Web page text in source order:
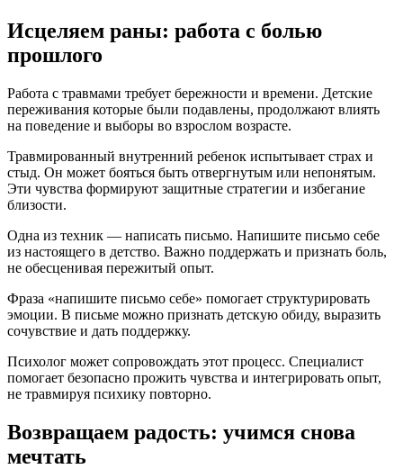
Исцеляем раны: работа с болью
прошлого
Работа с травмами требует бережности и времени. Детские
переживания которые были подавлены, продолжают влиять
на поведение и выборы во взрослом возрасте.
Травмированный внутренний ребенок испытывает страх и
стыд. Он может бояться быть отвергнутым или непонятым.
Эти чувства формируют защитные стратегии и избегание
близости.
Одна из техник — написать письмо. Напишите письмо себе
из настоящего в детство. Важно поддержать и признать боль,
не обесценивая пережитый опыт.
Фраза «напишите письмо себе» помогает структурировать
эмоции. В письме можно признать детскую обиду, выразить
сочувствие и дать поддержку.
Психолог может сопровождать этот процесс. Специалист
помогает безопасно прожить чувства и интегрировать опыт,
не травмируя психику повторно.
Возвращаем радость: учимся снова
мечтать